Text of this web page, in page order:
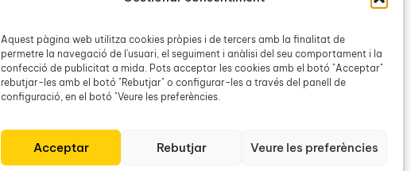
Aquest pàgina web utilitza cookies pròpies i de tercers amb la finalitat de
permetre la navegació de l'usuari, el seguiment i anàlisi del seu comportament i la
confecció de publicitat a mida. Pots acceptar les cookies amb el botó "Acceptar"
rebutjar-les amb el botó "Rebutjar" o configurar-les a través del panell de
configuració, en el botó "Veure les preferències.
Acceptar Rebutjar Veure les preferències
Grup de conversa en català a Lloret